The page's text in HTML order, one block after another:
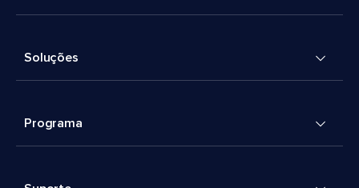
Soluções
Programa